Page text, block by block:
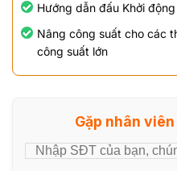
Hướng dẫn đấu Khởi
Nâng công suất cho các
công suất lớn
Gặp nhân